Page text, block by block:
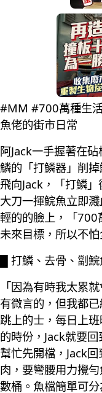
#MM #700萬種生
魚佬的街市日常
阿Jack一手握著在
鱗的「打鱗器」削
飛向Jack，「打鱗
大刀一揮鯇魚立即
輕的的臉上，「700
未來目標，所以不
█ 打鱗、去骨、劏
「因為有時我太累
有微言的，但我都
跳上的士，每日上
的時份，Jack就要
幫忙先開檔，Jack
肉，要彎腰用力攪
數桶。魚檔簡單可